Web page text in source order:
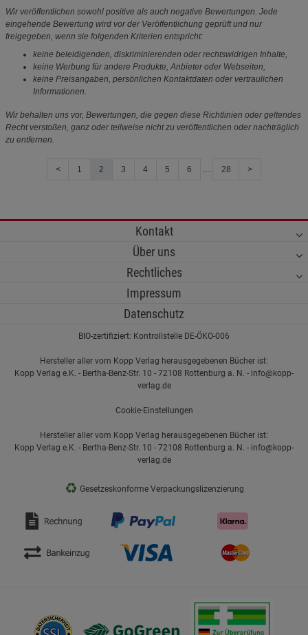
Wir veröffentlichen sowohl positive als auch negative Bewertungen. Jede
eingehende Bewertung wird vor der Veröffentlichung geprüft und nur
freigegeben, wenn sie folgenden Kriterien entspricht:
keine beleidigenden, diskriminierenden oder rechtswidrigen Inhalte,
keine Werbung für andere Produkte, Anbieter oder Webseiten,
keine Preisangaben, persönlichen Kontaktdaten oder vertraulichen
Informationen.
Wir behalten uns vor, Bewertungen, die gegen diese Richtlinien oder geltendes
Recht verstoßen, ganz oder teilweise nicht zu veröffentlichen oder nachträglich
zu entfernen.
< 1 2 3 4 5 6 28 >
Kontakt
Über uns
Rechtliches
Impressum
Datenschutz
BIO-zertifiziert: Kontrollstelle DE-ÖKO-006
Hersteller aller vom Kopp Verlag herausgegebenen Bücher ist:
Kopp Verlag e.K. - Bertha-Benz-Str. 10 - 72108 Rottenburg a. N. - info@kopp-
verlag.de
Cookie-Einstellungen
Hersteller aller vom Kopp Verlag herausgegebenen Bücher ist:
Kopp Verlag e.K. - Bertha-Benz-Str. 10 - 72108 Rottenburg a. N. - info@kopp-
verlag.de
♻ Gesetzeskonforme Verpackungslizenzierung